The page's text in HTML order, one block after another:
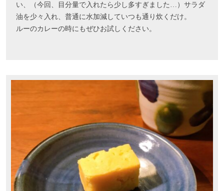
い、（今回、目分量で入れたら少し多すぎました…）サラダ
油を少々入れ、普通に水加減していつも通り炊くだけ。
ルーのカレーの時にもぜひお試しください。